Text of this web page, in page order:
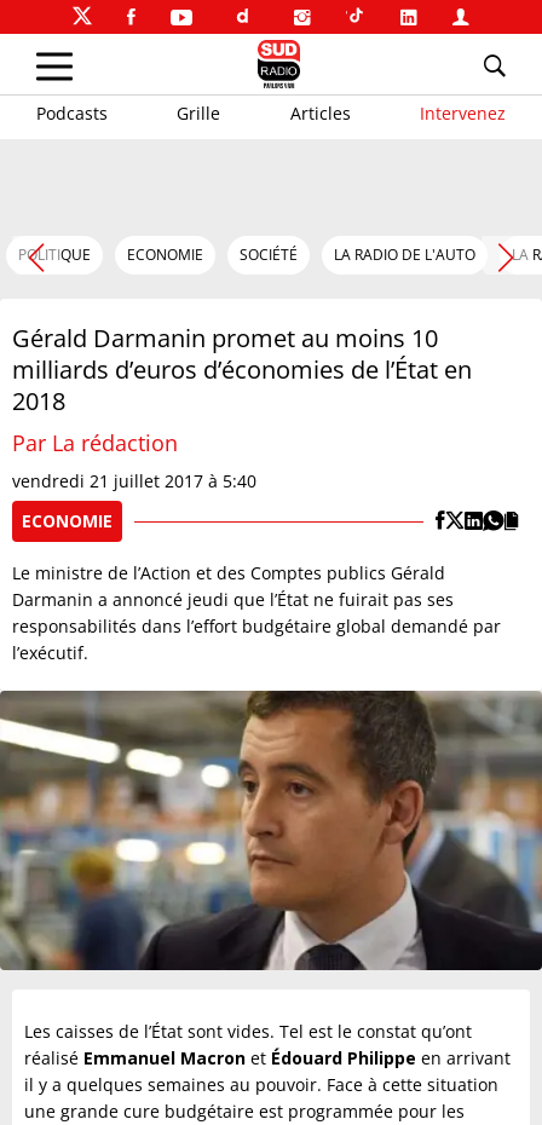
Podcasts Grille Articles Intervenez
POLITIQUE ECONOMIE SOCIÉTÉ LA RADIO DE L'AUTO LA
Gérald Darmanin promet au moins 10
milliards d’euros d’économies de l’État en
2018
Par La rédaction
vendredi 21 juillet 2017 à 5:40
ECONOMIE
Le ministre de l’Action et des Comptes publics Gérald
Darmanin a annoncé jeudi que l’État ne fuirait pas ses
responsabilités dans l’effort budgétaire global demandé par
l’exécutif.
Les caisses de l’État sont vides. Tel est le constat qu’ont
réalisé Emmanuel Macron et Édouard Philippe en arrivant
il y a quelques semaines au pouvoir. Face à cette situation
une grande cure budgétaire est programmée pour les